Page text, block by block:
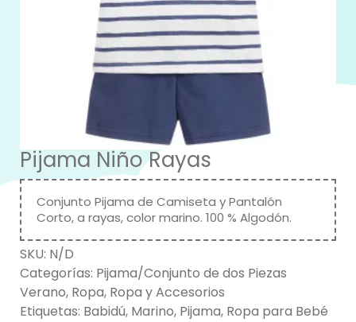
Pijama Niño Rayas
Conjunto Pijama de Camiseta y Pantalón
Corto, a rayas, color marino. 100 % Algodón.
SKU: N/D
Categorías: Pijama/Conjunto de dos Piezas
Verano, Ropa, Ropa y Accesorios
Etiquetas: Babidú, Marino, Pijama, Ropa para Bebé